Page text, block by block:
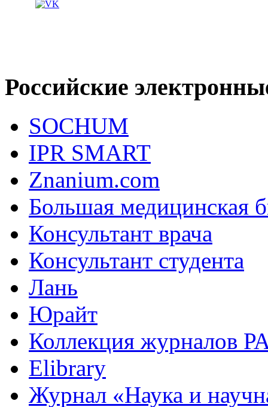
Российские
SOCHUM
IPR SMART
Znanium.com
Большая медицинская
Консультант врача
Консультант студента
Лань
Юрайт
Коллекция журналов
Elibrary
Журнал «Наука и